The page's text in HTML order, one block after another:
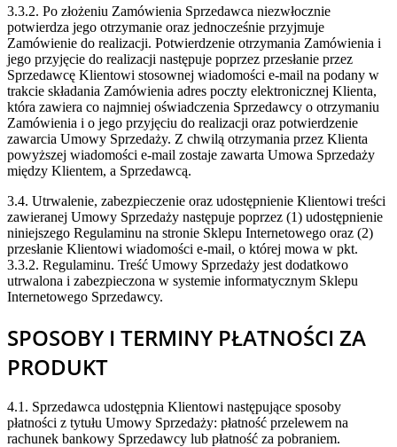
3.3.2. Po złożeniu Zamówienia Sprzedawca niezwłocznie
potwierdza jego otrzymanie oraz jednocześnie przyjmuje
Zamówienie do realizacji. Potwierdzenie otrzymania Zamówienia i
jego przyjęcie do realizacji następuje poprzez przesłanie przez
Sprzedawcę Klientowi stosownej wiadomości e-mail na podany w
trakcie składania Zamówienia adres poczty elektronicznej Klienta,
która zawiera co najmniej oświadczenia Sprzedawcy o otrzymaniu
Zamówienia i o jego przyjęciu do realizacji oraz potwierdzenie
zawarcia Umowy Sprzedaży. Z chwilą otrzymania przez Klienta
powyższej wiadomości e-mail zostaje zawarta Umowa Sprzedaży
między Klientem, a Sprzedawcą.
3.4. Utrwalenie, zabezpieczenie oraz udostępnienie Klientowi treści
zawieranej Umowy Sprzedaży następuje poprzez (1) udostępnienie
niniejszego Regulaminu na stronie Sklepu Internetowego oraz (2)
przesłanie Klientowi wiadomości e-mail, o której mowa w pkt.
3.3.2. Regulaminu. Treść Umowy Sprzedaży jest dodatkowo
utrwalona i zabezpieczona w systemie informatycznym Sklepu
Internetowego Sprzedawcy.
SPOSOBY I TERMINY PŁATNOŚCI ZA
PRODUKT
4.1. Sprzedawca udostępnia Klientowi następujące sposoby
płatności z tytułu Umowy Sprzedaży: płatność przelewem na
rachunek bankowy Sprzedawcy lub płatność za pobraniem.